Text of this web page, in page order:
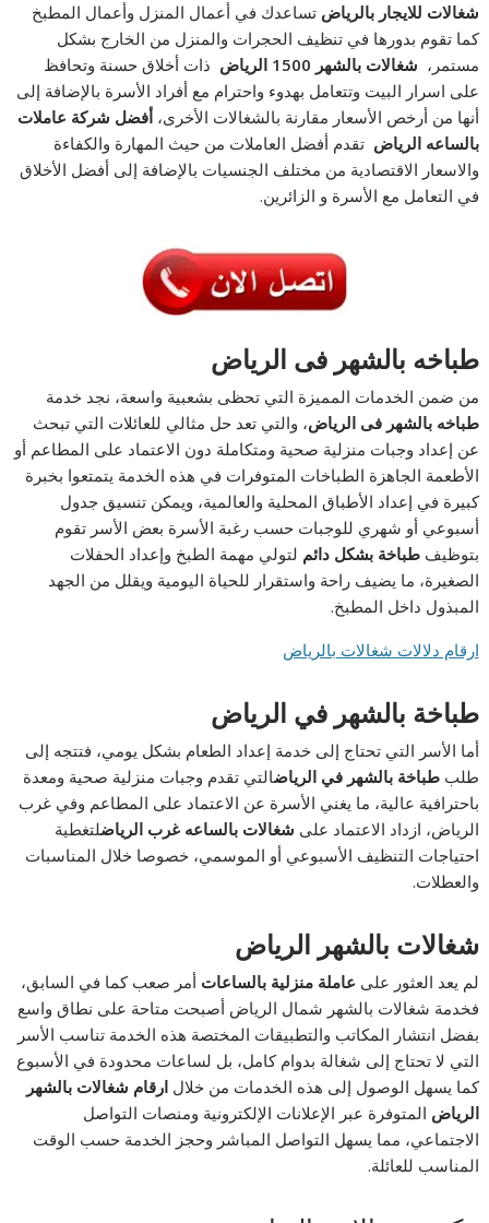
شغالات للايجار بالرياض تساعدك في أعمال المنزل وأعمال المطبخ
كما تقوم بدورها في تنظيف الحجرات والمنزل من الخارج بشكل
مستمر، شغالات بالشهر الرياض ذات أخلاق حسنة وتحافظ
على اسرار البيت وتتعامل بهدوء واحترام مع أفراد الأسرة بالإضافة إلى
أنها من أرخص الأسعار مقارنة بالشغالات الأخرى،أفضل شركة عاملات
بالساعه الرياض تقدم أفضل العاملات من حيث المهارة والكفاءة
والاسعار الاقتصادية من مختلف الجنسيات بالإضافة إلى أفضل الأخلاق
في التعامل مع الأسرة و الزائرين.
طباخه بالشهر فى الرياض
من ضمن الخدمات المميزة التي تحظى بشعبية واسعة، نجد خدمة
طباخه بالشهر فى الرياض، والتي تعد حل مثالي للعائلات التي تبحث
عن إعداد وجبات منزلية صحية ومتكاملة دون الاعتماد على المطاعم أو
الأطعمة الجاهزة الطباخات المتوفرات في هذه الخدمة يتمتعوا بخبرة
كبيرة في إعداد الأطباق المحلية والعالمية، ويمكن تنسيق جدول
أسبوعي أو شهري للوجبات حسب رغبة الأسرة بعض الأسر تقوم
بتوظيفطباخة بشكل دائم لتولي مهمة الطبخ وإعداد الحفلات
الصغيرة، ما يضيف راحة واستقرار للحياة اليومية ويقلل من الجهد
المبذول داخل المطبخ.
ارقام دلالات شغالات بالرياض
طباخة بالشهر في الرياض
أما الأسر التي تحتاج إلى خدمة إعداد الطعام بشكل يومي، فتتجه إلى
طلبطباخة بالشهر في الرياضالتي تقدم وجبات منزلية صحية ومعدة
باحترافية عالية، ما يغني الأسرة عن الاعتماد على المطاعم وفي غرب
الرياض، ازداد الاعتماد على شغالات بالساعه غرب الرياضلتغطية
احتياجات التنظيف الأسبوعي أو الموسمي، خصوصا خلال المناسبات
والعطلات.
شغالات بالشهر الرياض
لم يعد العثور على عاملة منزلية بالساعات أمر صعب كما في السابق،
فخدمة شغالات بالشهر شمال الرياض أصبحت متاحة على نطاق واسع
بفضل انتشار المكاتب والتطبيقات المختصة هذه الخدمة تناسب الأسر
التي لا تحتاج إلى شغالة بدوام كامل، بل لساعات محدودة في الأسبوع
كما يسهل الوصول إلى هذه الخدمات من خلالارقام شغالات بالشهر
الرياض المتوفرة عبر الإعلانات الإلكترونية ومنصات التواصل
الاجتماعي، مما يسهل التواصل المباشر وحجز الخدمة حسب الوقت
المناسب للعائلة.